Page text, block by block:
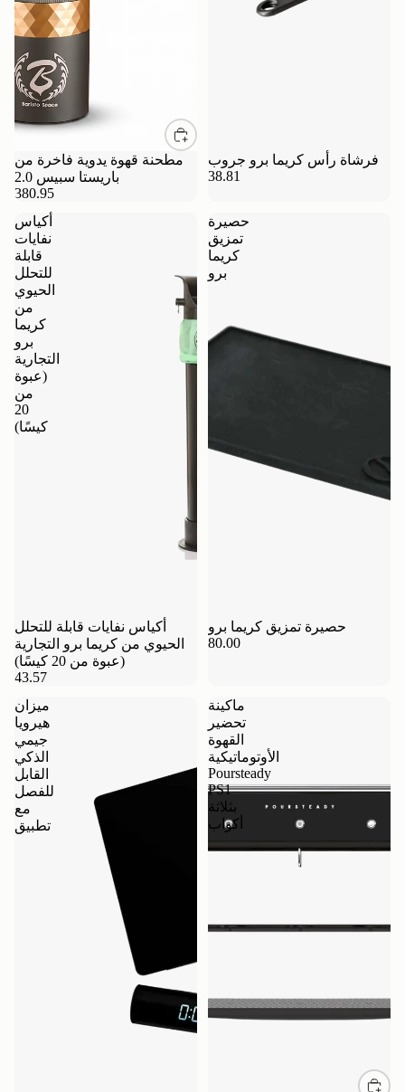
مطحنة قهوة يدوية فاخرة من
باريستا سبيس 2.0
380.95
فرشاة رأس كريما برو جروب
38.81
أكياس
نفايات
قابلة
للتحلل
الحيوي
من
كريما
برو
التجارية
(عبوة
من
20
كيسًا)
أكياس نفايات قابلة للتحلل
الحيوي من كريما برو التجارية
(عبوة من 20 كيسًا)
43.57
حصيرة
تمزيق
كريما
برو
حصيرة تمزيق كريما برو
80.00
ميزان
هيرويا
جيمي
الذكي
القابل
للفصل
مع
تطبيق
ماكينة
تحضير
القهوة
الأوتوماتيكية
Poursteady
PS1
بثلاثة
أكواب